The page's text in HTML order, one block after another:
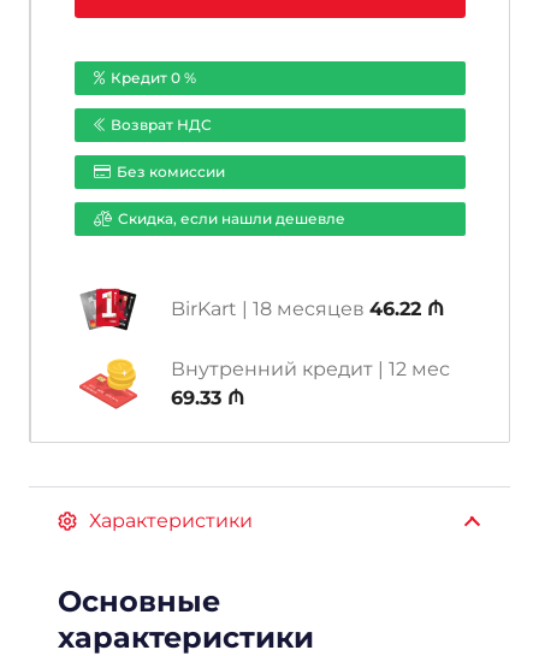
Кредит 0 %
Возврат НДС
Без комиссии
Cкидка, если нашли дешевле
BirKart | 18 месяцев 46.22 ₼
Внутренний кредит | 12 мес
69.33 ₼
Характеристики
Основные
характеристики